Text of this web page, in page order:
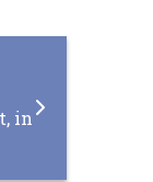
in